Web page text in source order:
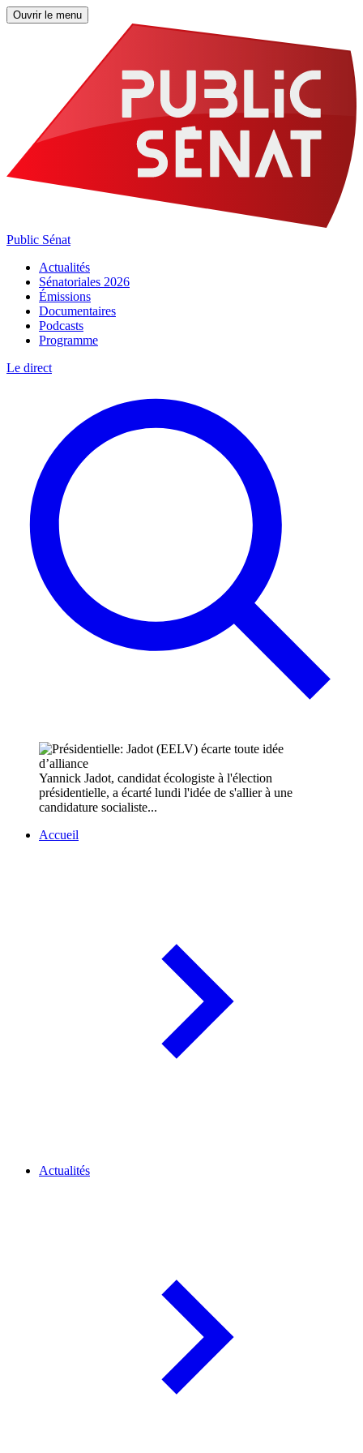
Ouvrir le menu
Public Sénat
Actualités
Sénatoriales 2026
Émissions
Documentaires
Podcasts
Programme
Le direct
Yannick Jadot, candidat écologiste à l'élection
présidentielle, a écarté lundi l'idée de s'allier à une
candidature socialiste...
Accueil
Actualités